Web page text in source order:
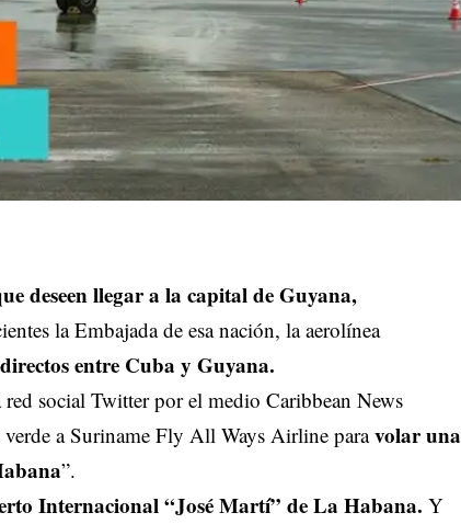
deseen llegar a la capital de Guyana,
la Embajada de esa nación, la aerolínea
entre Cuba y Guyana.
social Twitter por el medio Caribbean News
a Suriname Fly All Ways Airline paravolar una
”.
Internacional “José Martí” de La Habana. Y